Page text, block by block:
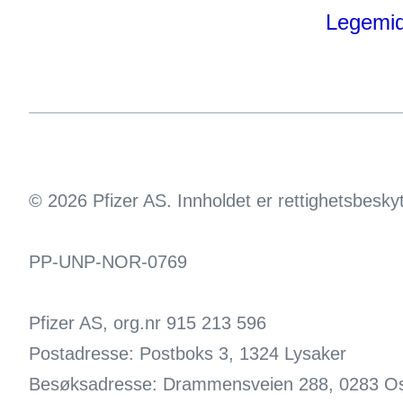
© 2026 Pfizer AS. Innholdet er
PP-UNP-NOR-0769
Pfizer AS, org.nr 915 213 596
Postadresse: Postboks 3, 1324 Lysaker
Besøksadresse: Drammensveien 288, 0283